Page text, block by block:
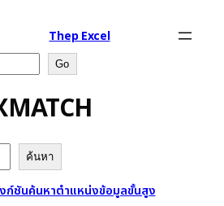
Thep Excel
Go
ค้นหา
ก์ชันค้นหาตำแหน่งข้อมูลขั้นสูง